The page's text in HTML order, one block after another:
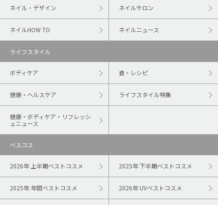
ネイル・デザイン ネイルサロン
ネイルHOW TO ネイルニュース
ライフスタイル
ボディケア 食・レシピ
健康・ヘルスケア ライフスタイル特集
健康・ボディケア・リフレッシ
ュニュース
ベスコス
2026年 上半期ベストコスメ 2025年 下半期ベストコスメ
2025年 年間ベストコスメ 2026年 UVベストコスメ